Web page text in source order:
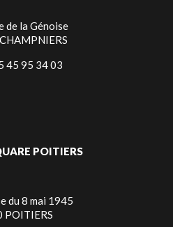
de la Génoise
45 95 34 03
POITIERS
du 8 mai 1945
POITIERS